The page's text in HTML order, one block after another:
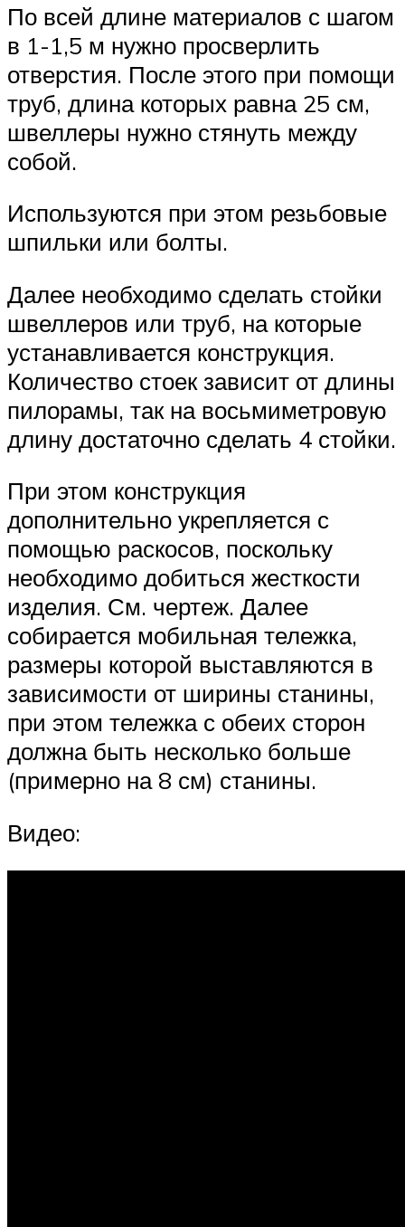
По всей длине материалов с шагом
в 1-1,5 м нужно просверлить
отверстия. После этого при помощи
труб, длина которых равна 25 см,
швеллеры нужно стянуть между
собой.
Используются при этом резьбовые
шпильки или болты.
Далее необходимо сделать стойки
швеллеров или труб, на которые
устанавливается конструкция.
Количество стоек зависит от длины
пилорамы, так на восьмиметровую
длину достаточно сделать 4 стойки.
При этом конструкция
дополнительно укрепляется с
помощью раскосов, поскольку
необходимо добиться жесткости
изделия. См. чертеж. Далее
собирается мобильная тележка,
размеры которой выставляются в
зависимости от ширины станины,
при этом тележка с обеих сторон
должна быть несколько больше
(примерно на 8 см) станины.
Видео: